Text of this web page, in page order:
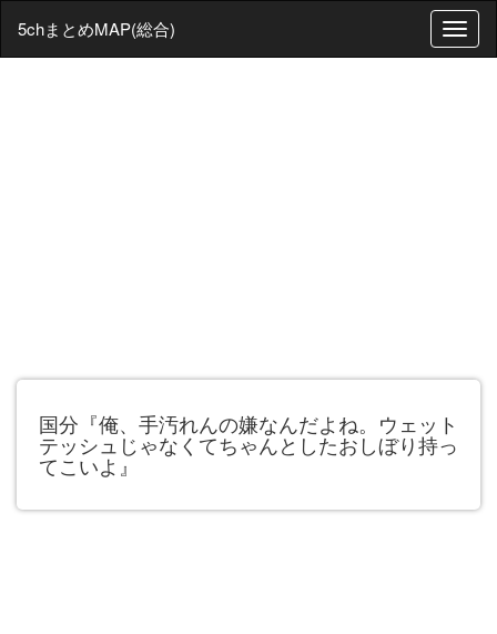
T
o
5chまとめMAP(総合)
国分『俺、手汚れんの嫌なんだよね。ウェット
テッシュじゃなくてちゃんとしたおしぼり持っ
てこいよ』